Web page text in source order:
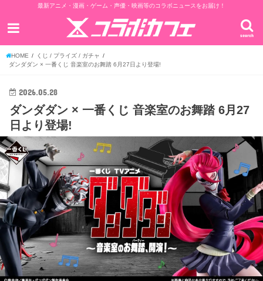
最新アニメ・漫画・ゲーム・声優・映画等のコラボニュースをお届け！
search
HOME
くじ / プライズ / ガチャ
ダンダダン × 一番くじ 音楽室のお舞踏 6月27日より登場!
2026.05.28
ダンダダン × 一番くじ 音楽室のお舞踏 6月27
日より登場!